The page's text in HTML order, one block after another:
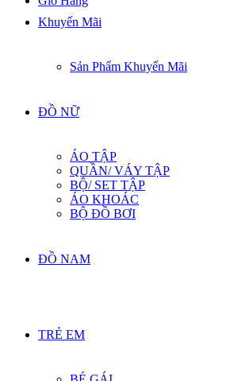
Khuyến Mãi
Sản Phẩm Khuyến Mãi
ĐỒ NỮ
ÁO TẬP
QUẦN/ VÁY TẬP
BỘ/ SET TẬP
ÁO KHOÁC
BỘ ĐỒ BƠI
ĐỒ NAM
TRẺ EM